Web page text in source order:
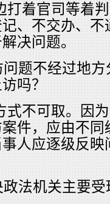
打着官司等着
、不交办、
决问题。
问题不经过地
吗？
式不可取。因
件，应由不
人应逐级反
政法机关主要